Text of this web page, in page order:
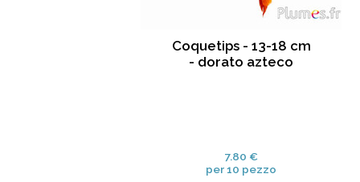
Coquetips - 13-18 cm
- dorato azteco
7.80 €
per 10 pezzo